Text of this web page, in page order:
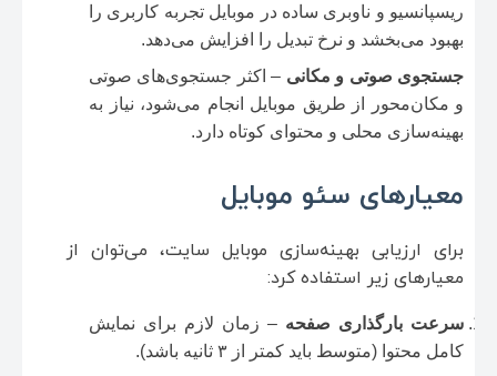
ریسپانسیو و ناوبری ساده در موبایل تجربه کاربری را
بهبود می‌بخشد و نرخ تبدیل را افزایش می‌دهد.
جستجوی صوتی و مکانی – اکثر جستجوی‌های صوتی
و مکان‌محور از طریق موبایل انجام می‌شود، نیاز به
بهینه‌سازی محلی و محتوای کوتاه دارد.
معیارهای سئو موبایل
برای ارزیابی بهینه‌سازی موبایل سایت، می‌توان از
معیارهای زیر استفاده کرد:
سرعت بارگذاری صفحه – زمان لازم برای نمایش
کامل محتوا (متوسط باید کمتر از ۳ ثانیه باشد).